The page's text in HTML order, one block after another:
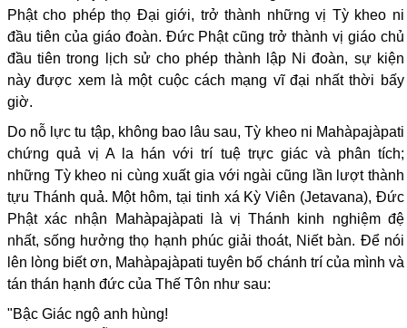
Phật cho phép thọ Đại giới, trở thành những vị Tỳ kheo ni
đầu tiên của giáo đoàn. Đức Phật cũng trở thành vị giáo chủ
đầu tiên trong lịch sử cho phép thành lập Ni đoàn, sự kiện
này được xem là một cuộc cách mạng vĩ đại nhất thời bấy
giờ.
Do nỗ lực tu tập, không bao lâu sau, Tỳ kheo ni Mahàpajàpati
chứng quả vị A la hán với trí tuệ trực giác và phân tích;
những Tỳ kheo ni cùng xuất gia với ngài cũng lần lượt thành
tựu Thánh quả. Một hôm, tại tinh xá Kỳ Viên (Jetavana), Đức
Phật xác nhận Mahàpajàpati là vị Thánh kinh nghiệm đệ
nhất, sống hưởng thọ hạnh phúc giải thoát, Niết bàn. Để nói
lên lòng biết ơn, Mahàpajàpati tuyên bố chánh trí của mình và
tán thán hạnh đức của Thế Tôn như sau:
"Bậc Giác ngộ anh hùng!